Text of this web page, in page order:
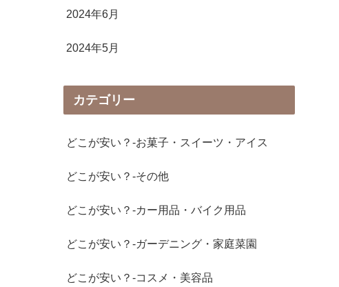
2024年6月
2024年5月
カテゴリー
どこが安い？-お菓子・スイーツ・アイス
どこが安い？-その他
どこが安い？-カー用品・バイク用品
どこが安い？-ガーデニング・家庭菜園
どこが安い？-コスメ・美容品